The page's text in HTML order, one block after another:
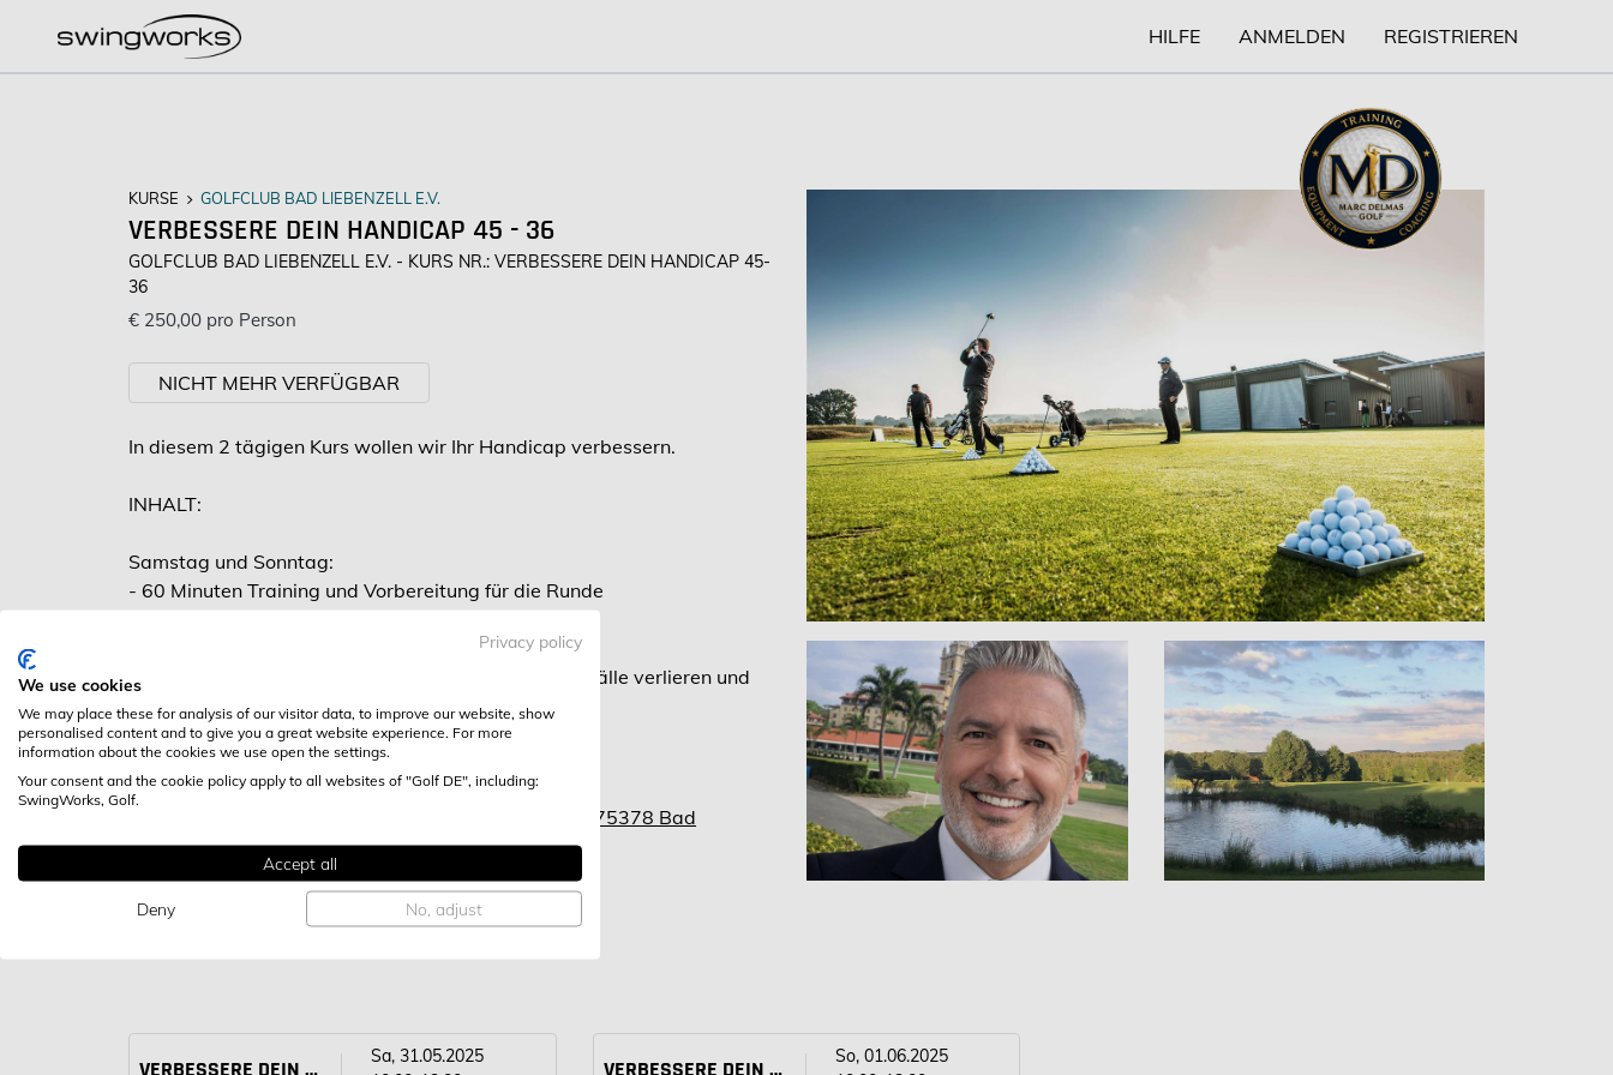
HILFE ANMELDEN REGISTRIEREN
KURSE GOLFCLUB BAD LIEBENZELL E.V.
VERBESSERE DEIN HANDICAP 45 - 36
GOLFCLUB BAD LIEBENZELL E.V. - KURS NR.: VERBESSERE DEIN HANDICAP 45-
36
€ 250,00 pro Person
NICHT MEHR VERFÜGBAR
In diesem 2 tägigen Kurs wollen wir Ihr Handicap verbessern.
INHALT:
Samstag und Sonntag:
- 60 Minuten Training und Vorbereitung für die Runde
Wir geben Ihnen Tipps und Tricks, wie Sie weniger Bälle verlieren und
sich auf dem Platz sicherer fühlen.
Anbieter: Marc Delmas
Golfplatz 1, 75378 Bad
Liebenzell
Marc Delmas
VERBESSERE DEIN HANDICAP
Sa, 31.05.2025
VERBESSERE DEIN HANDICAP
So, 01.06.2025
Privacy policy
We use cookies
We may place these for analysis of our visitor data, to improve our website, show
personalised content and to give you a great website experience. For more
information about the cookies we use open the settings.
Your consent and the cookie policy apply to all websites of "Golf DE", including:
SwingWorks, Golf.
Accept all
Deny No, adjust